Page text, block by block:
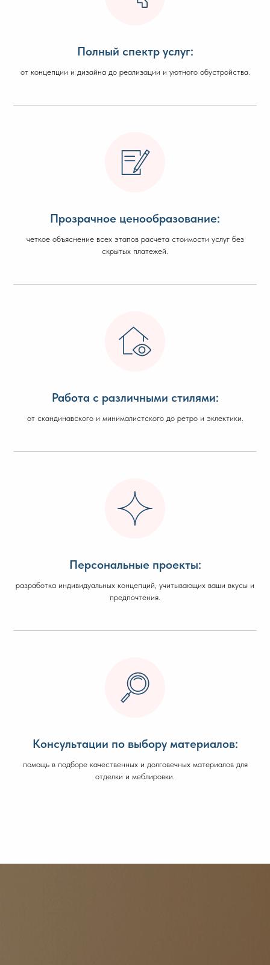
Полный спектр услуг:
от концепции и дизайна до реализации и уютного обустройства.
Прозрачное ценообразование:
четкое объяснение всех этапов расчета стоимости услуг без
скрытых платежей.
Работа с различными стилями:
от скандинавского и минималистского до ретро и эклектики.
Персональные проекты:
разработка индивидуальных концепций, учитывающих ваши вкусы и
предпочтения.
Консультации по выбору материалов:
помощь в подборе качественных и долговечных материалов для
отделки и меблировки.